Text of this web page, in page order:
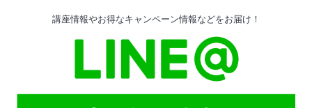
講座情報やお得なキャンペーン情報などをお届け！